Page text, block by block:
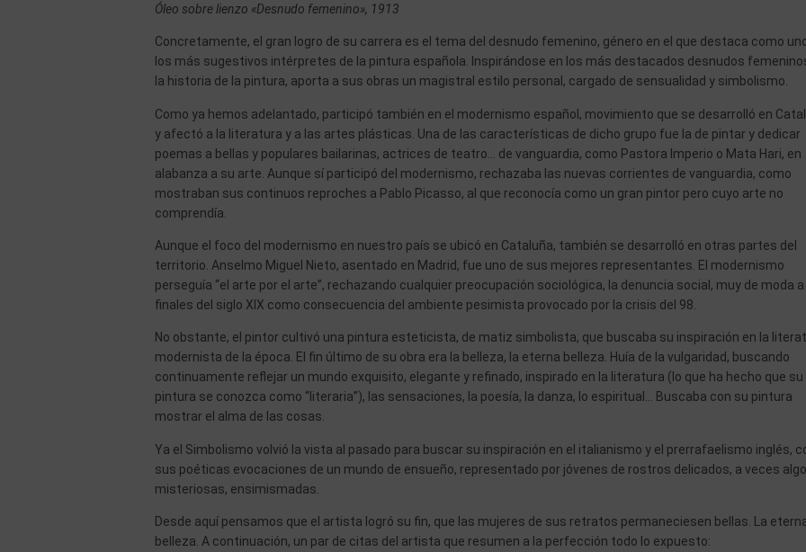
Óleo sobre lienzo «Desnudo femenino», 1913
Concretamente, el gran logro de su carrera es el tema del desnudo femenino, género en el que destaca como
los más sugestivos intérpretes de la pintura española. Inspirándose en los más destacados desnudos
la historia de la pintura, aporta a sus obras un magistral estilo personal, cargado de sensualidad y simbolismo.
Como ya hemos adelantado, participó también en el modernismo español, movimiento que se desarrolló en
y afectó a la literatura y a las artes plásticas. Una de las características de dicho grupo fue la de pintar y dedicar
poemas a bellas y populares bailarinas, actrices de teatro… de vanguardia, como Pastora Imperio o Mata Hari, en
alabanza a su arte. Aunque sí participó del modernismo, rechazaba las nuevas corrientes de vanguardia, como
mostraban sus continuos reproches a Pablo Picasso, al que reconocía como un gran pintor pero cuyo arte no
comprendía.
Aunque el foco del modernismo en nuestro país se ubicó en Cataluña, también se desarrolló en otras partes del
territorio. Anselmo Miguel Nieto, asentado en Madrid, fue uno de sus mejores representantes. El modernismo
perseguía “el arte por el arte”, rechazando cualquier preocupación sociológica, la denuncia social, muy de moda a
finales del siglo XIX como consecuencia del ambiente pesimista provocado por la crisis del 98.
No obstante, el pintor cultivó una pintura esteticista, de matiz simbolista, que buscaba su inspiración en la
modernista de la época. El fin último de su obra era la belleza, la eterna belleza. Huía de la vulgaridad, buscando
continuamente reflejar un mundo exquisito, elegante y refinado, inspirado en la literatura (lo que ha hecho que su
pintura se conozca como “literaria”), las sensaciones, la poesía, la danza, lo espiritual… Buscaba con su pintura
mostrar el alma de las cosas.
Ya el Simbolismo volvió la vista al pasado para buscar su inspiración en el italianismo y el prerrafaelismo inglés,
sus poéticas evocaciones de un mundo de ensueño, representado por jóvenes de rostros delicados, a veces algo
misteriosas, ensimismadas.
Desde aquí pensamos que el artista logró su fin, que las mujeres de sus retratos permaneciesen bellas. La
belleza. A continuación, un par de citas del artista que resumen a la perfección todo lo expuesto: